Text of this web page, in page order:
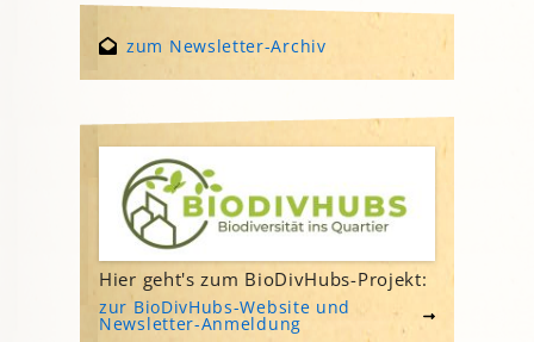
zum Newsletter-Archiv
Hier geht's zum BioDivHubs-Projekt:
zur BioDivHubs-Website und
Newsletter-Anmeldung